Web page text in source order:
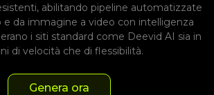
abilitando pipeline automatizzate
e da immagine a video con intelligenza
i siti standard come Deevid AI sia in
di velocità che di flessibilità.
Genera ora